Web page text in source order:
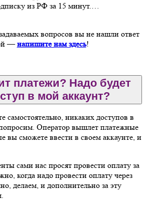
из РФ за 15 минут.…
вопросов вы не нашли ответ
—напишите нам здесь!
платежи? Надо будет
в мой аккаунт?
самостоятельно, никаких доступов в
Оператор вышлет платежные
вы сможете ввести в своем аккаунте, и
сами нас просят провести оплату за
когда надо провести оплату через
делаем, и дополнительно за эту